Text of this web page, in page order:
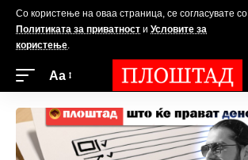
Со користење на оваа страница, се согласувате со
Политиката за приватност и Условите за
користење.
Аа